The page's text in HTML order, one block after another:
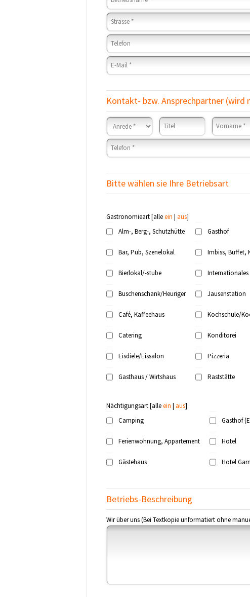
Kontakt- bzw. Ansprechpartner
Bitte wählen sie Ihre Betriebsart
Gastronomieart[alleein | aus]
Alm-, Berg-, Schutzhütte
Gasthof
Bar, Pub, Szenelokal Imbiss, Buffet,
Bierlokal/-stube Internationales
Buschenschank/Heuriger Jausenstation
Café, Kaffeehaus Kochschule/
Catering Konditorei
Eisdiele/Eissalon Pizzeria
Gasthaus / Wirtshaus Raststätte
Nächtigungsart[alleein | aus]
Camping
Gasthof
Ferienwohnung, Appartement Hotel
Gästehaus Hotel
Betriebs-Beschreibung
Wir über uns (Bei Textkopie unformatiert ohne